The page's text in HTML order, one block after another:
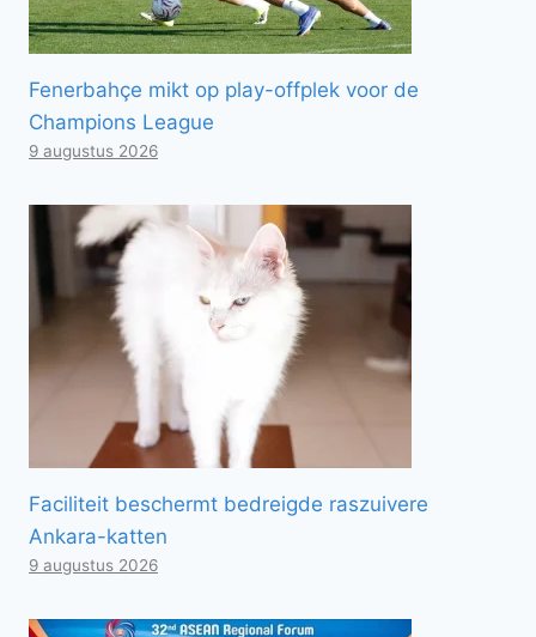
Fenerbahçe mikt op play-offplek voor de
Champions League
9 augustus 2026
Faciliteit beschermt bedreigde raszuivere
Ankara-katten
9 augustus 2026